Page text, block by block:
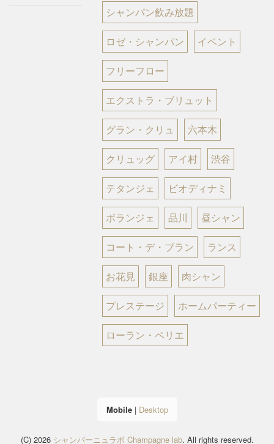
シャンパン飲み放題
ロゼ・シャンパン イベント
フリーフロー
エクストラ・ブリュット
グラン・クリュ 六本木
クリュッグ アイ村 渋谷
テタンジェ ビオディナミ
ボランジェ 品川 昼シャン
コート・デ・ブラン ランス
お花見 銀座 肉シャン
プレステージ ホームパーティー
ローラン・ペリエ
Mobile| Desktop
(C) 2026 シャンパーニュラボ Champagne lab. All rights reserved.